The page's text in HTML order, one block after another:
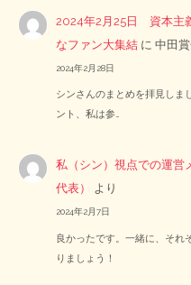
2024年2月25日 資本主
なファン大集結 に中田
2024年2月28日
シンさんのまとめを拝見しま
ント、私は参…
私（シン）視点での運営
代表）
より
2024年2月7日
良かったです。一緒に、それ
りましょう！